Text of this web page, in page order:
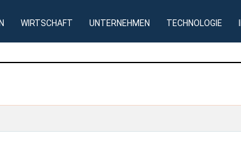
WIRTSCHAFT UNTERNEHMEN TECHNOLOGIE